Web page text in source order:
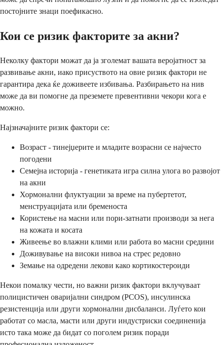
постојните знаци поефикасно.
Кои се ризик факторите за акни?
Неколку фактори можат да ја зголемат вашата веројатност за
развивање акни, иако присуството на овие ризик фактори не
гарантира дека ќе доживеете избивања. Разбирањето на нив
може да ви помогне да преземете превентивни чекори кога е
можно.
Најзначајните ризик фактори се:
Возраст - тинејџерите и младите возрасни се најчесто
погодени
Семејна историја - генетиката игра силна улога во развојот
на акни
Хормонални флуктуации за време на пубертетот,
менструацијата или бременоста
Користење на масни или пори-затнати производи за нега
на кожата и косата
Живеење во влажни клими или работа во масни средини
Доживување на високи нивоа на стрес редовно
Земање на одредени лекови како кортикостероиди
Некои помалку чести, но важни ризик фактори вклучуваат
полицистичен оваријални синдром (PCOS), инсулинска
резистенција или други хормонални дисбаланси. Луѓето кои
работат со масла, масти или други индустриски соединенија
исто така може да бидат со поголем ризик поради